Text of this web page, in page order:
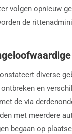
volgen opnieuw
de
diverse
en
de via
met meerdere
begaan op